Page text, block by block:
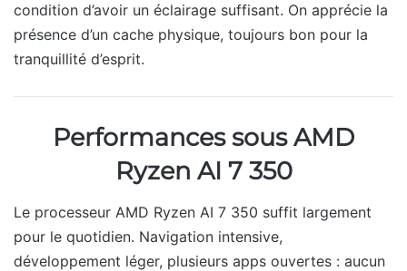
condition d’avoir un éclairage suffisant. On apprécie la
présence d’un cache physique, toujours bon pour la
tranquillité d’esprit.
Performances sous AMD
Ryzen AI 7 350
Le processeur AMD Ryzen AI 7 350 suffit largement
pour le quotidien. Navigation intensive,
développement léger, plusieurs apps ouvertes : aucun